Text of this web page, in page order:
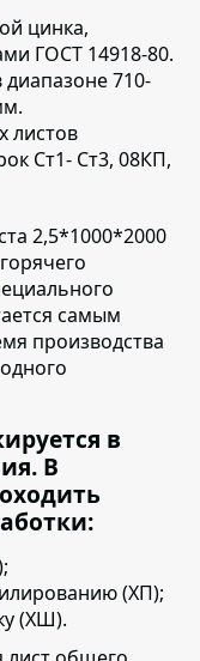
цинка,
ГОСТ 14918-80.
710-
листов
Ст1- Ст3, 08КП,
2,5*1000*2000
самым
производства
в
В
(ХП);
(ХШ).